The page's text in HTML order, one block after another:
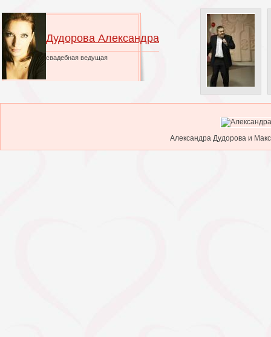
Дудорова Александра
свадебная ведущая
Александра Дудорова и